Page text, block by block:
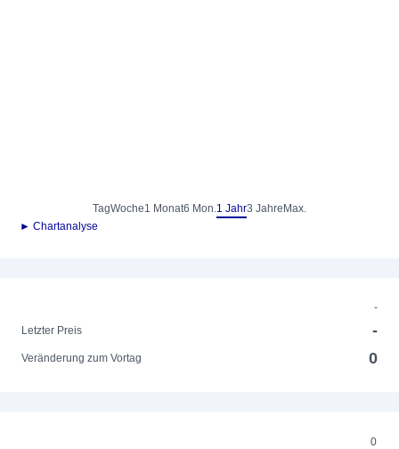
TagWoche1 Monat6 Mon.1 Jahr3 Jahre Max.
► Chartanalyse
-
Letzter Preis
-
Veränderung zum Vortag 0
0